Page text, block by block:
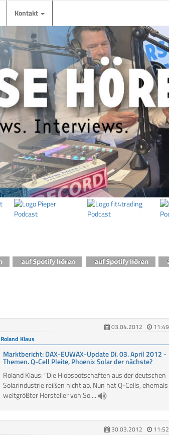
Kontakt
03.04.2012
11:49
Roland Klaus
Marktbericht: DAX-EUWAX-Update Di. 03. April 2012 -
Themen. Q-Cell Pleite, Phoenix Solar der nächste?
Roland Klaus: "Die Hiobsbotschaften aus der deutschen
Solarindustrie reißen nicht ab. Nun hat Q-Cells, ehemals
weltgrößter Hersteller von So ...
30.03.2012
11:52